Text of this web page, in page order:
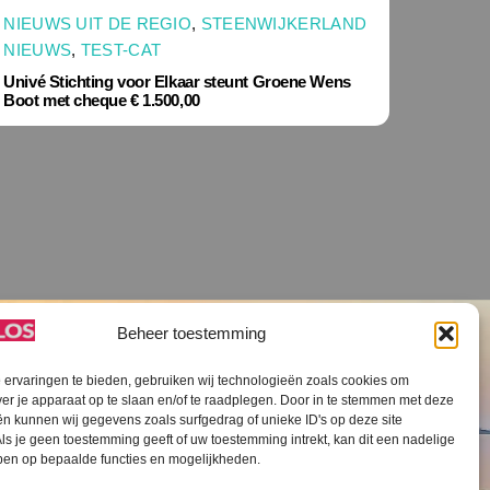
Beheer toestemming
ervaringen te bieden, gebruiken wij technologieën zoals cookies om
je apparaat op te slaan en/of te raadplegen. Door in te stemmen met deze
kunnen wij gegevens zoals surfgedrag of unieke ID's op deze site
je geen toestemming geeft of uw toestemming intrekt, kan dit een nadelige
op bepaalde functies en mogelijkheden.
NIEUWS UIT DE REGIO, STEENWIJKERLAND
NIEUWS, TEST-CAT
Univé Stichting voor Elkaar steunt Groene Wens
Boot met cheque € 1.500,00
SLOS ANBI Contact
Cookiebeleid (EU)